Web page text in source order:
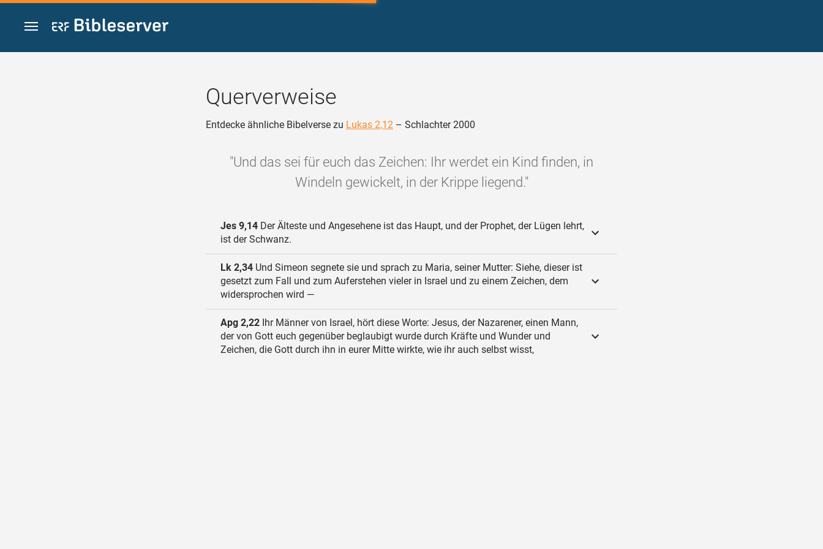
Zum Inhalt springen
Querverweise
Entdecke ähnliche Bibelverse zu Lukas 2,12 – Schlachter 2000
"Und das sei für euch das Zeichen: Ihr werdet ein Kind finden, in
Windeln gewickelt, in der Krippe liegend."
Jes 9,14 Der Älteste und Angesehene ist das Haupt, und der Prophet, der Lügen lehrt,
ist der Schwanz.
Lk 2,34 Und Simeon segnete sie und sprach zu Maria, seiner Mutter: Siehe, dieser ist
gesetzt zum Fall und zum Auferstehen vieler in Israel und zu einem Zeichen, dem
widersprochen wird —
Apg 2,22 Ihr Männer von Israel, hört diese Worte: Jesus, der Nazarener, einen Mann,
der von Gott euch gegenüber beglaubigt wurde durch Kräfte und Wunder und
Zeichen, die Gott durch ihn in eurer Mitte wirkte, wie ihr auch selbst wisst,